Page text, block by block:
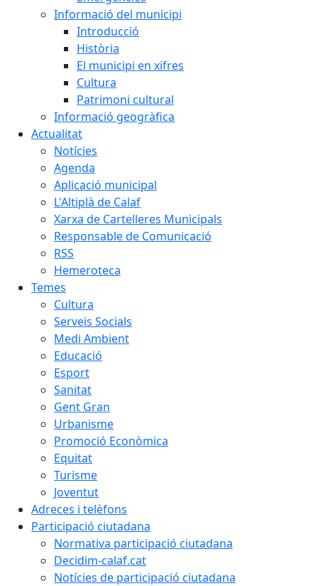
Informació del municipi
Introducció
Història
El municipi en xifres
Cultura
Patrimoni cultural
Informació geogràfica
Actualitat
Notícies
Agenda
Aplicació municipal
L'Altiplà de Calaf
Xarxa de Cartelleres Municipals
Responsable de Comunicació
RSS
Hemeroteca
Temes
Cultura
Serveis Socials
Medi Ambient
Educació
Esport
Sanitat
Gent Gran
Urbanisme
Promoció Econòmica
Equitat
Turisme
Joventut
Adreces i telèfons
Participació ciutadana
Normativa participació ciutadana
Decidim-calaf.cat
Notícies de participació ciutadana